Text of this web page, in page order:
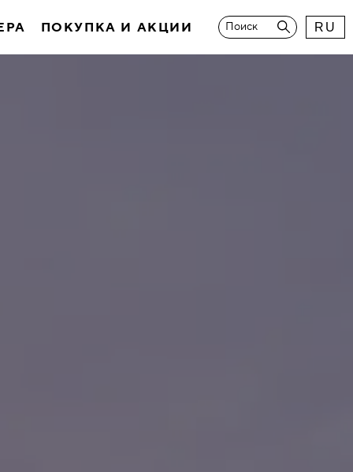
ПОКУПКА И АКЦИИ Поиск RU